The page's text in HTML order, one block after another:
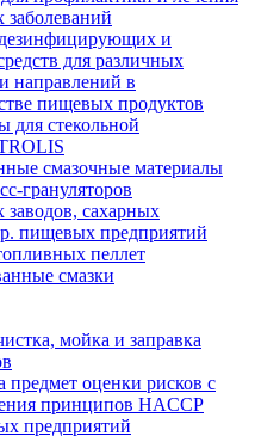
и
для различных
направлений в
пищевых продуктов
для стекольной
смазочные материалы
грануляторов
сахарных
пищевых предприятий
пеллет
смазки
мойка и заправка
предмет оценки рисков с
принципов HACCP
предприятий